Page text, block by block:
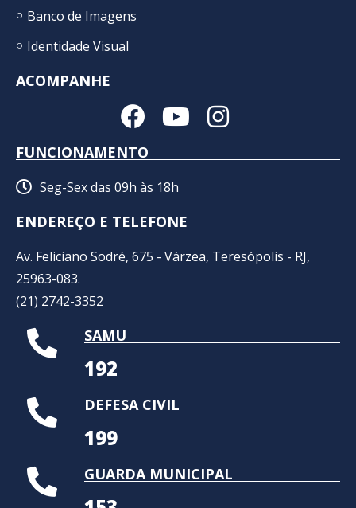
Banco de Imagens
Identidade Visual
ACOMPANHE
FUNCIONAMENTO
Seg-Sex das 09h às 18h
ENDEREÇO E TELEFONE
Av. Feliciano Sodré, 675 - Várzea, Teresópolis - RJ,
25963-083.
(21) 2742-3352​
SAMU
192
DEFESA CIVIL
199
GUARDA MUNICIPAL